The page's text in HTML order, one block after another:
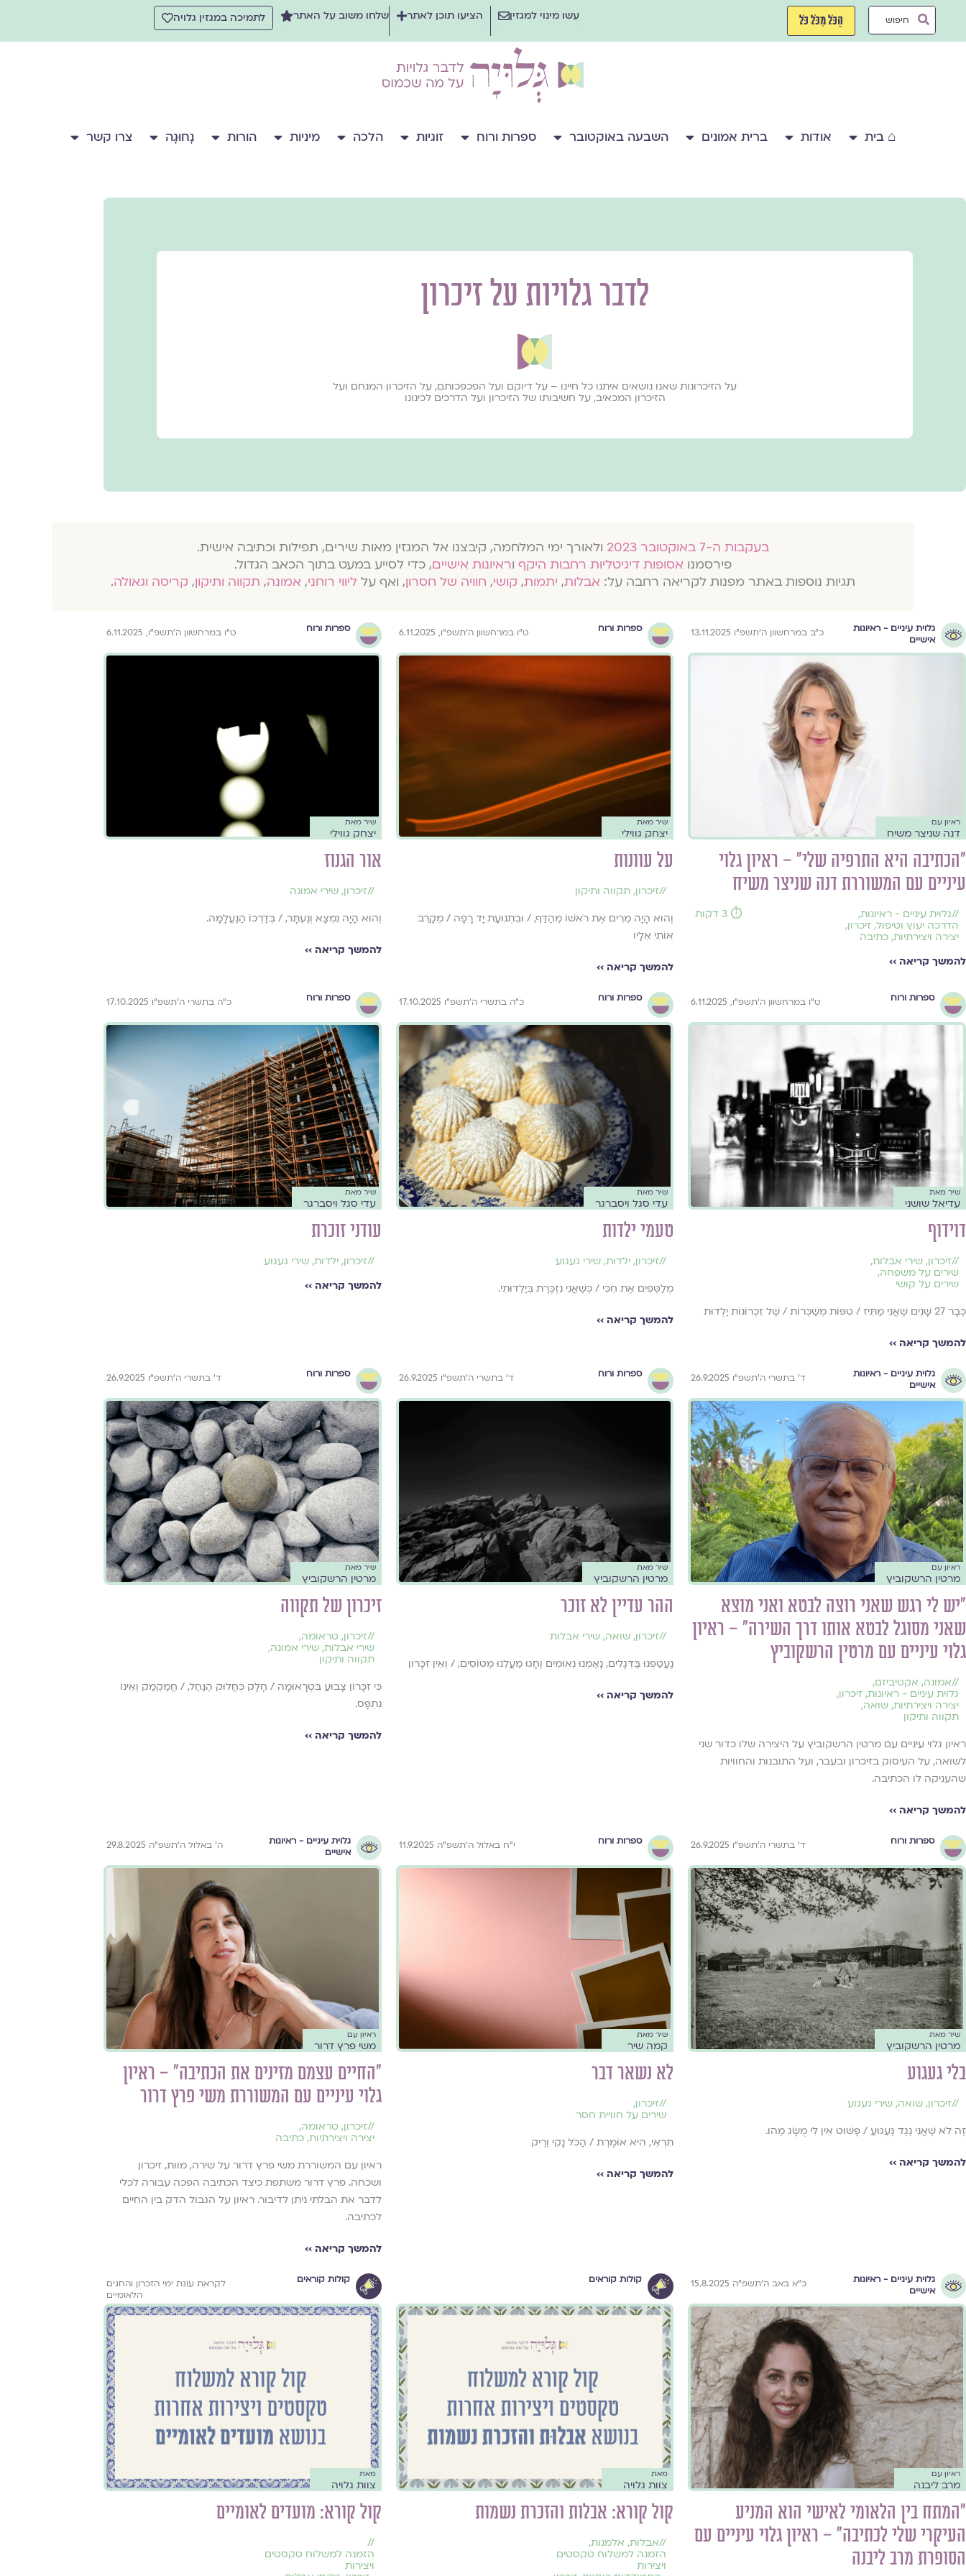
Search
הַכֹּל מִכֹּל כֹּל עשו מינוי למגזין הציעו תוכן לאתר שלחו משוב על האתר לתמיכה במגזין גלויה
⌂ בית אודות ברית אמונים השבעה באוקטובר ספרות ורוח זוגיות הלכה מיניות הורות נָחוּגָה צרו קשר
לדבר גלויות על זיכרון
על הזיכרונות שאנו נושאים איתנו כל חיינו – על דיוקם ועל הפכפכותם, על הזיכרון המנחם ועל
הזיכרון המכאיב, על חשיבותו של הזיכרון ועל הדרכים לכינונו
בעקבות ה-7 באוקטובר 2023
ולאורך ימי המלחמה, קיבצנו אל המגזין מאות שירים, תפילות וכתיבה אישית.
פירסמנו אסופות דיגיטליות רחבות היקף וראיונות אישיים, כדי לסייע במעט בתוך הכאב הגדול.
תגיות נוספות באתר מפנות לקריאה רחבה על: אבלות, יתמות, קושי, חוויה של חסרון, ואף על ליווי רוחני, אמונה, תקווה ותיקון, קריסה וגאולה.
גלוית עיניים - ראיונות
אישיים
כ״ב במרחשוון ה׳תשפ״ו 13.11.2025
ראיון עם
דנה שניצר משיח
"הכתיבה היא התרפיה שלי" – ראיון גלוי
עיניים עם המשוררת דנה שניצר משיח
//גלוית עיניים - ראיונות,
הדרכה יעוץ וטיפול, זיכרון,
יצירה ויצירתיות, כתיבה
⏱️ 3 דקות
להמשך קריאה ››
ספרות ורוח ט״ו במרחשוון ה׳תשפ״ו, 6.11.2025
שיר מאת
יצחק גווילי
על עוונות
//זיכרון, תקווה ותיקון
וְהוּא הָיָה מֵרִים אֶת רֹאשׁוֹ מֵהַדַּף, / וּבִתְנוּעַת יָד רָפָה / מְקָרֵב
אוֹתִי אֵלָיו
להמשך קריאה ››
ספרות ורוח ט״ו במרחשוון ה׳תשפ״ו, 6.11.2025
שיר מאת
יצחק גווילי
אור הגנוז
//זיכרון,שירי אמונה
וְהוּא הָיָה נִמְצָא וְנֶעְתָּר, / בְּדַרְכּוֹ הַנֶּעֱלָמָהּ.
להמשך קריאה ››
ספרות ורוח ט״ו במרחשוון ה׳תשפ״ו, 6.11.2025
שיר מאת
עדיאל שושני
דוידוף
//זיכרון, שירי אבלות,
שירים על משפחה,
שירים על קושי
כְּבָר 27 שָׁנִים שֶׁאֲנִי מַתִּיז / טִפּוֹת מְשַׁכְּרוֹת / שֶׁל זִכְרוֹנוֹת יַלְדוּת
להמשך קריאה ››
ספרות ורוח כ״ה בתשרי ה׳תשפ״ו 17.10.2025
שיר מאת
עדי סגל ויסברגר
טעמי ילדות
//זיכרון, ילדוּת, שירי געגוע
מְלַטְּפִים אֶת חִכִּי / כְּשֶׁאֲנִי נִזְכֶּרֶת בְּיַלְדוּתִי.
להמשך קריאה ››
ספרות ורוח כ״ה בתשרי ה׳תשפ״ו 17.10.2025
שיר מאת
עדי סגל ויסברגר
עודני זוכרת
//זיכרון,ילדוּת,שירי געגוע
להמשך קריאה ››
גלוית עיניים - ראיונות
אישיים
ד׳ בתשרי ה׳תשפ״ו 26.9.2025
ראיון עם
מרטין הרשקוביץ
״יש לי רגש שאני רוצה לבטא ואני מוצא
שאני מסוגל לבטא אותו דרך השירה״ – ראיון
גלוי עיניים עם מרטין הרשקוביץ
//אמונה, אקטיביזם,
גלוית עיניים - ראיונות, זיכרון,
יצירה ויצירתיות, שואה,
תקווה ותיקון
ראיון גלוי עיניים עם מרטין הרשקוביץ על היצירה שלו כדור שני
לשואה, על העיסוק בזיכרון ובעבר, ועל התובנות והחוויות
שהעניקה לו הכתיבה.
להמשך קריאה ››
ספרות ורוח ד׳ בתשרי ה׳תשפ״ו 26.9.2025
שיר מאת
מרטין הרשקוביץ
ההר עדיין לא זוכר
//זיכרון, שואה, שירי אבלות
נֶעֱטַפְנוּ בַּדְּגָלִים, נָאַמְנוּ נְאוּמִים וְחָגוּ מַעֲלֵנוּ מְטוֹסִים, / וְאֵין זִכָּרוֹן
להמשך קריאה ››
ספרות ורוח ד׳ בתשרי ה׳תשפ״ו 26.9.2025
שיר מאת
מרטין הרשקוביץ
זיכרון של תקווה
//זיכרון, טראומה,
שירי אבלות,שירי אמונה,
תקווה ותיקון
כִּי זִכָּרוֹן צָבוּעַ בִּטְרָאוּמָה / חָלָק כְּחֲלוּק הַנַּחַל, / חֲמַקְמַק וְאֵינוֹ
נִתְפָּס.
להמשך קריאה ››
ספרות ורוח ד׳ בתשרי ה׳תשפ״ו 26.9.2025
שיר מאת
מרטין הרשקוביץ
בלי געגוע
//זיכרון, שואה, שירי געגוע
זֶה לֹא שֶׁאֲנִי נֶגֶד גַּעְגּוּעַ / פָּשׁוּט אֵין לִי מֻשָּׂג מַהוּ.
להמשך קריאה ››
ספרות ורוח י״ח באלול ה׳תשפ״ה 11.9.2025
שיר מאת
קמה שיר
לא נשאר דבר
//זיכרון,
שירים על חוויית חסר
תִּרְאִי, הִיא אוֹמֶרֶת / הַכֹּל נָקִי וְרֵיק
להמשך קריאה ››
גלוית עיניים - ראיונות
אישיים
ה׳ באלול ה׳תשפ״ה 29.8.2025
ראיון עם
משי פרץ דרור
"החיים עצמם מזינים את הכתיבה" – ראיון
גלוי עיניים עם המשוררת משי פרץ דרור
//זיכרון, טראומה,
יצירה ויצירתיות,כתיבה
ראיון עם המשוררת משי פרץ דרור על שירה, מוות, זיכרון
ושכחה. פרץ דרור משתפת כיצד הכתיבה הפכה עבורה לכלי
לדבר את הבלתי ניתן לדיבור. ראיון על הגבול הדק בין החיים
לכתיבה.
להמשך קריאה ››
גלוית עיניים - ראיונות
אישיים
כ״א באב ה׳תשפ״ה 15.8.2025
ראיון עם
מרב ליבנה
"המתח בין הלאומי לאישי הוא המניע
העיקרי שלי לכתיבה" – ראיון גלוי עיניים עם
הסופרת מרב ליבנה
קולות קוראים
מאת
צוות גלויה
קול קורא: אבלות והזכרת נשמות
//אבלות, אלמנות,
הזמנה למשלוח טקסטים
ויצירות
קולות קוראים
לקראת עונת ימי הזכרון והחגים
הלאומיים
מאת
צוות גלויה
קול קורא: מועדים לאומיים
//
הזמנה למשלוח טקסטים
ויצירות